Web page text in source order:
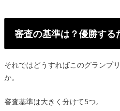
審査の基準は？優勝する
それではどうすればこのグランプ
か。
審査基準は大きく分けて5つ。